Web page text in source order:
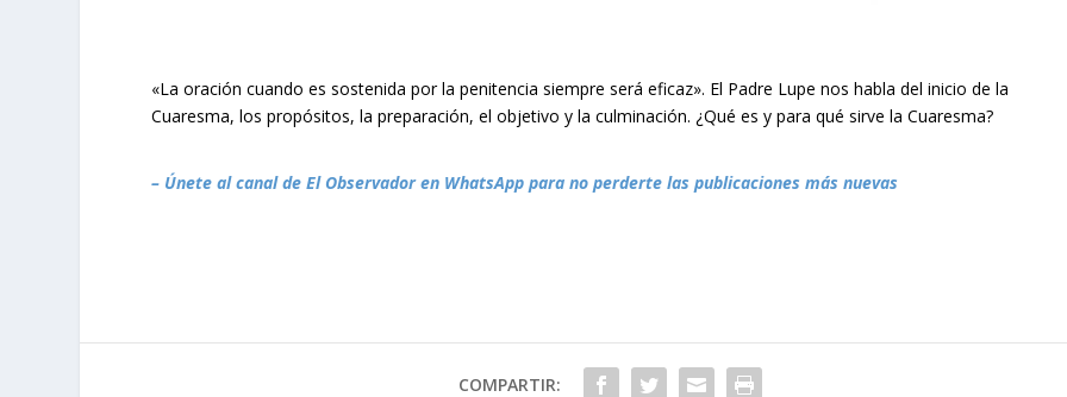
«La oración cuando es sostenida por la penitencia siempre será eficaz». El Padre Lupe nos habla del inicio de la
Cuaresma, los propósitos, la preparación, el objetivo y la culminación. ¿Qué es y para qué sirve la Cuaresma?
– Únete al canal de El Observador en WhatsApp para no perderte las publicaciones más nuevas
COMPARTIR: